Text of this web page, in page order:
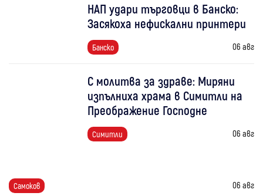
НАП удари търговци в Банско:
Засякоха нефискални принтери
Банско 06 авг
С молитва за здраве: Миряни
изпълниха храма в Симитли на
Преображение Господне
Симитли 06 авг
Самоков 06 авг